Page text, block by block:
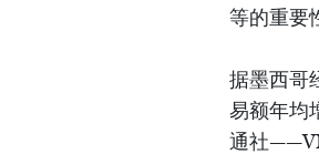
等的重要
据墨西哥
易额年均
通社